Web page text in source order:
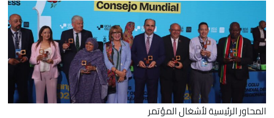
المحاور الرئيسية لأشغال المؤتمر